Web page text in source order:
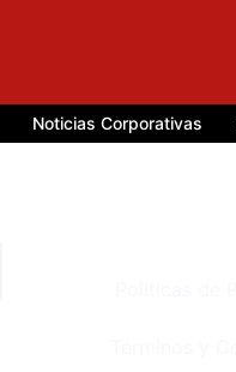
Noticias Corporativas